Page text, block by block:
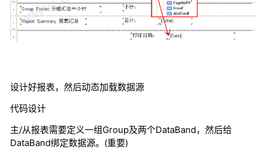
设计好报表，然后动态加载数据源
代码设计
主/从报表需要定义一组Group及两个DataBand，然后给
DataBand绑定数据源。(重要)